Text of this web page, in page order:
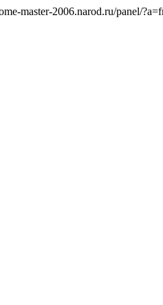
master-2006.narod.ru/panel/